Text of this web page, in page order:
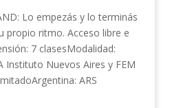
Lo empezás y lo terminás
propio ritmo. Acceso libre e
7 clasesModalidad:
Instituto Nuevos Aires y FEM
ARS